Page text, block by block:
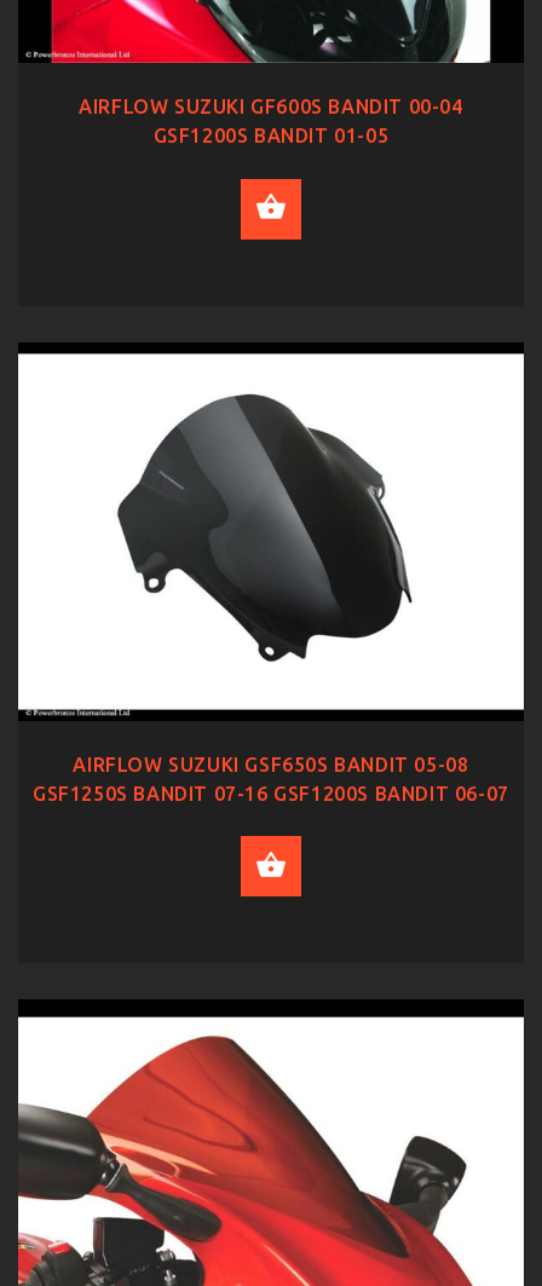
AIRFLOW SUZUKI GF600S BANDIT 00-04
GSF1200S BANDIT 01-05
AIRFLOW SUZUKI GSF650S BANDIT 05-08
GSF1250S BANDIT 07-16 GSF1200S BANDIT 06-07